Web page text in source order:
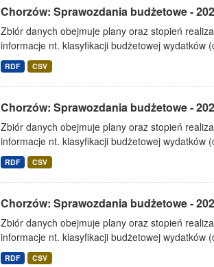
Chorzów: Sprawozdania budżetowe -
Zbiór danych obejmuje plany oraz stopień
informacje nt. klasyfikacji budżetowej wydatków
RDF CSV
Chorzów: Sprawozdania budżetowe -
Zbiór danych obejmuje plany oraz stopień
informacje nt. klasyfikacji budżetowej wydatków
RDF CSV
Chorzów: Sprawozdania budżetowe -
Zbiór danych obejmuje plany oraz stopień
informacje nt. klasyfikacji budżetowej wydatków
RDF CSV